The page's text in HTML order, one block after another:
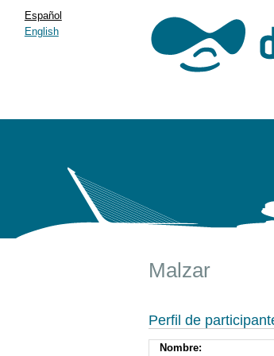
Español
English
Malzar
Perfil de
Nombre: